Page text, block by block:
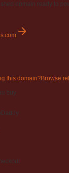
domain ready to
this domain?Browse
buy